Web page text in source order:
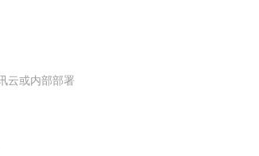
云或内部部署